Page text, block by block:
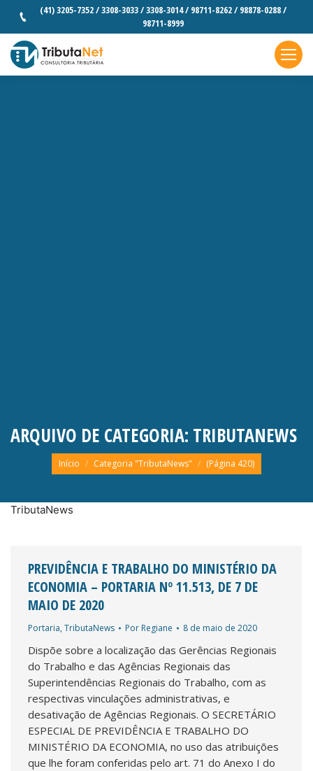
(41) 3205-7352 / 3308-3033 / 3308-3014 / 98711-8262 / 98878-0288 /
98711-8999
ARQUIVO DE CATEGORIA: TRIBUTANEWS
Você está aqui:
Início Categoria "TributaNews" (Página 420)
TributaNews
PREVIDÊNCIA E TRABALHO DO MINISTÉRIO DA
ECONOMIA – PORTARIA Nº 11.513, DE 7 DE
MAIO DE 2020
Portaria,TributaNews Por Regiane 8 de maio de 2020
Dispõe sobre a localização das Gerências Regionais
do Trabalho e das Agências Regionais das
Superintendências Regionais do Trabalho, com as
respectivas vinculações administrativas, e
desativação de Agências Regionais. O SECRETÁRIO
ESPECIAL DE PREVIDÊNCIA E TRABALHO DO
MINISTÉRIO DA ECONOMIA, no uso das atribuições
que lhe foram conferidas pelo art. 71 do Anexo I do